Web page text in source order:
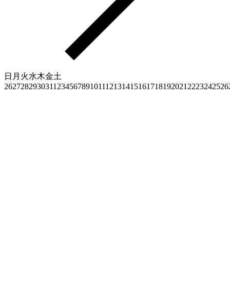
日 月 火水木金土
2627282930311 23456789101112131415161718192021 2223242526